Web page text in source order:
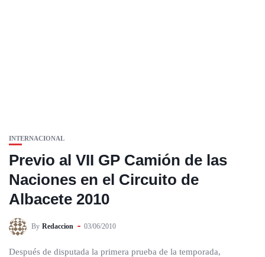
INTERNACIONAL
Previo al VII GP Camión de las
Naciones en el Circuito de
Albacete 2010
By Redaccion 03/06/2010
Después de disputada la primera prueba de la temporada,